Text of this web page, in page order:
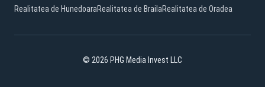
Realitatea de HunedoaraRealitatea de BrailaRealitatea de Oradea
© 2026 PHG Media Invest LLC